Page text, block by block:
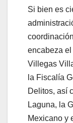
Si bien es
encabeza
Villegas
la Fiscalía
Delitos, así
Laguna, la
Mexicano y